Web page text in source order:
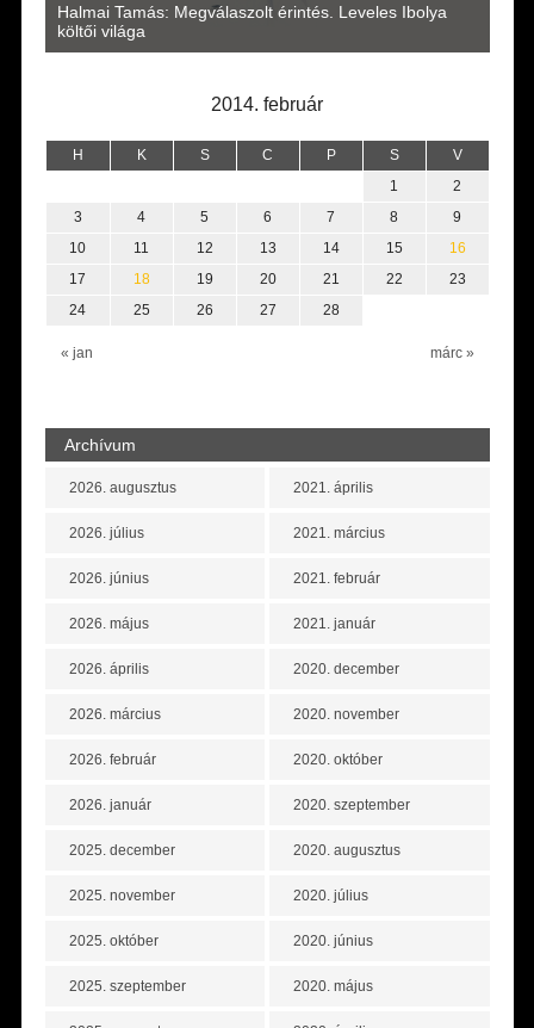
Halmai Tamás: Megválaszolt érintés. Leveles Ibolya
költői világa
2014. február
H K S C P S V
« jan márc »
1
2
3
4 5 6 7 8
9
10
11 12 13 14 15
16
17
18 19 20 21 22
23
24
25 26 27 28
Archívum
2026. augusztus
2026. július
2026. június
2026. május
2026. április
2026. március
2026. február
2026. január
2025. december
2025. november
2025. október
2025. szeptember
2021. április
2021. március
2021. február
2021. január
2020. december
2020. november
2020. október
2020. szeptember
2020. augusztus
2020. július
2020. június
2020. május